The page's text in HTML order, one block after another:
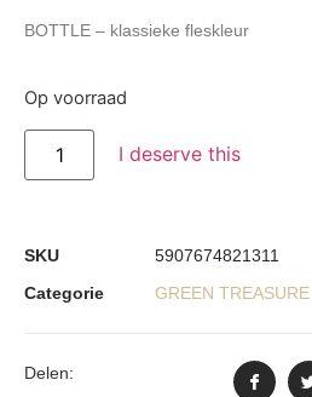
BOTTLE – klassieke fleskleur
Op voorraad
I deserve this
SKU
5907674821311
Categorie
GREEN
Delen: